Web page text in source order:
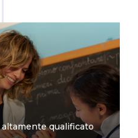
qualificato